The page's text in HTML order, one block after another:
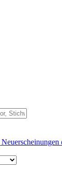
Neuerscheinungen